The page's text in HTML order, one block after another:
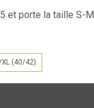
et porte la taille S-M
XL (40/42)